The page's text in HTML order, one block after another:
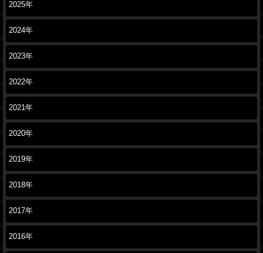
2025年
2024年
2023年
2022年
2021年
2020年
2019年
2018年
2017年
2016年